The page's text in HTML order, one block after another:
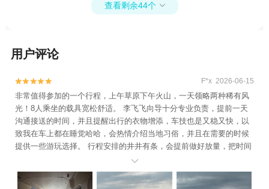
查看剩余44个 
用户评论

 F*x 2026-06-15
非常值得参加的一个行程，上午草原下午火山，一天领略两种稀有风
光！8人乘坐的载具宽松舒适。 李飞飞向导十分专业负责，提前一天
沟通接送的时间，并且提醒出行的衣物增添，车技也是又稳又快，以
致我在车上都在睡觉哈哈，会热情介绍当地习俗，并且在需要的时候
提供一些游玩选择。 行程安排的井井有条，会提前做好放量，把时间
好好的把控在舒适又不耽误的范围内。 细心记得每一位游客的目的
地，井然有序地送回，并且给需要赶火车的游客根据经验提供买票时
间的建议。 一趟快乐又安心的旅程！
